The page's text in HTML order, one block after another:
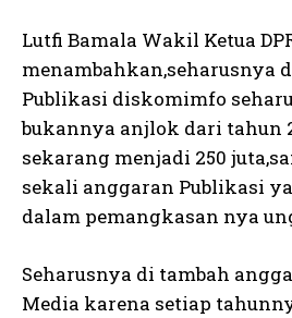
Lutfi Bamala Wakil Ketua
menambahkan,seharusnya
Publikasi diskomimfo
bukannya anjlok dari tahun
sekarang menjadi 250
sekali anggaran Publikasi
dalam pemangkasan nya
Seharusnya di tambah
Media karena setiap